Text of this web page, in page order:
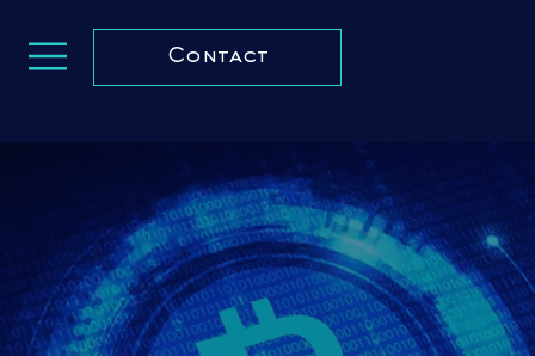
Contact